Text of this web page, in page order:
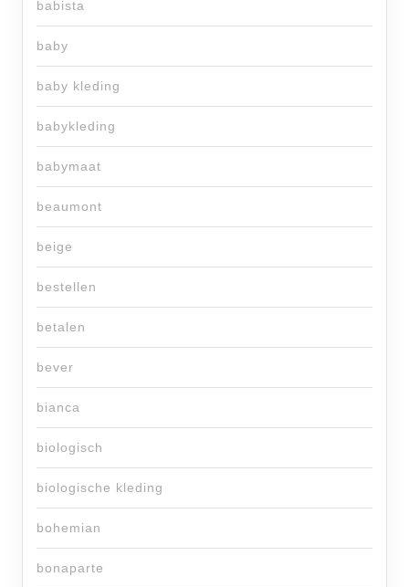
babista
baby
baby kleding
babykleding
babymaat
beaumont
beige
bestellen
betalen
bever
bianca
biologisch
biologische kleding
bohemian
bonaparte